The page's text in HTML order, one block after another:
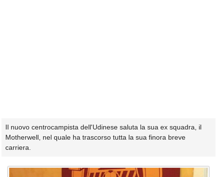
Il nuovo centrocampista dell'Udinese saluta la sua ex squadra, il
Motherwell, nel quale ha trascorso tutta la sua finora breve
carriera.